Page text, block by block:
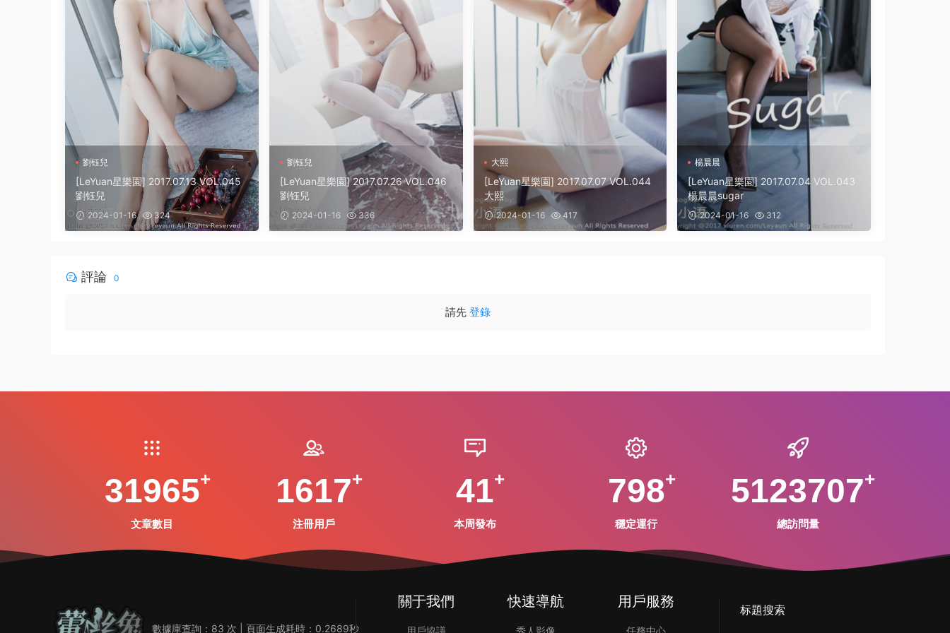
劉钰兒
[LeYuan星樂園] 2017.07.13 VOL.045
劉钰兒
2024-01-16 324
劉钰兒
[LeYuan星樂園] 2017.07.26 VOL.046
劉钰兒
2024-01-16 336
大熙
[LeYuan星樂園] 2017.07.07 VOL.044
大熙
2024-01-16 417
楊晨晨
[LeYuan星樂園] 2017.07.04 VOL.043
楊晨晨sugar
2024-01-16 312
評論 0
請先 登錄
31965
文章數目
1617
注冊用戶
41
本周發布
798
穩定運行
5123707
總訪問量
數據庫查詢：83 次 | 頁面生成耗時：0.2689秒
關于我們 快速導航 用戶服務 标題搜索